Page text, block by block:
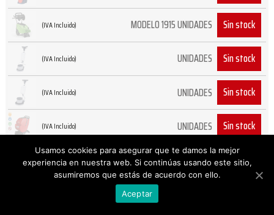
(IVA Incluido) MODELO 1915 UNIDADES Sin stock
(IVA Incluido) UNIDADES Sin stock
(IVA Incluido) UNIDADES Sin stock
(IVA Incluido) UNIDADES Sin stock
(IVA Incluido) UNIDADES Sin stock
Usamos cookies para asegurar que te damos la mejor
experiencia en nuestra web. Si continúas usando este sitio,
asumiremos que estás de acuerdo con ello.
Aceptar